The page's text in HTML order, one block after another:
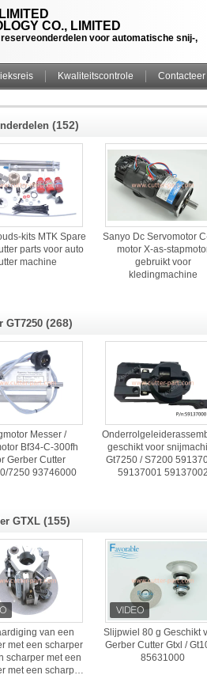
CO., LIMITED
voor automatische snij-,
Kwaliteitscontrole
(152)
kits MTK Spare
parts voor auto
machine
Sanyo Dc Servomotor
motor X-as-
gebruikt voor
kledingmachine
GT7250 (268)
Messer /
Bf34-C-300fh
Gerber Cutter
7250 93746000
geschikt voor
Gt7250 / S7200
59137001 59137002
GTXL (155)
van een
met een scharper
scharper met een
met een scharper
Slijpwiel 80 g Geschikt
Gerber Cutter Gtxl /
85631000